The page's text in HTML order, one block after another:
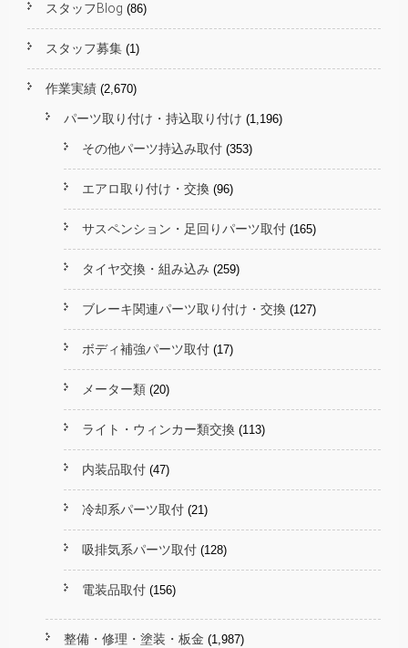
スタッフBlog (86)
スタッフ募集 (1)
作業実績 (2,670)
パーツ取り付け・持込取り付け (1,196)
その他パーツ持込み取付 (353)
エアロ取り付け・交換 (96)
サスペンション・足回りパーツ取付 (165)
タイヤ交換・組み込み (259)
ブレーキ関連パーツ取り付け・交換 (127)
ボディ補強パーツ取付 (17)
メーター類 (20)
ライト・ウィンカー類交換 (113)
内装品取付 (47)
冷却系パーツ取付 (21)
吸排気系パーツ取付 (128)
電装品取付 (156)
整備・修理・塗装・板金 (1,987)